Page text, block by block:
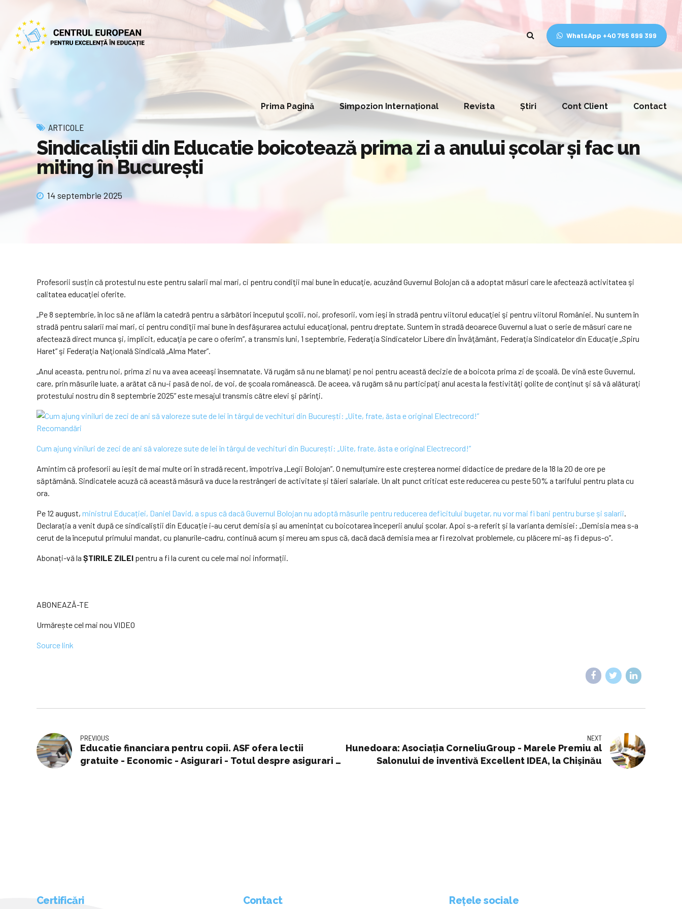
WhatsApp +40 765 699 399
Prima Pagină Simpozion Internațional Revista Știri Cont Client Contact
ARTICOLE
Sindicaliștii din Educatie boicotează prima zi a anului școlar și fac un
miting în București
14 septembrie 2025
Profesorii susțin că protestul nu este pentru salarii mai mari, ci pentru condiţii mai bune în educaţie, acuzând Guvernul Bolojan că a adoptat măsuri care le afectează activitatea şi
calitatea educaţiei oferite.
„Pe 8 septembrie, în loc să ne aflăm la catedră pentru a sărbători începutul şcolii, noi, profesorii, vom ieşi în stradă pentru viitorul educaţiei şi pentru viitorul României. Nu suntem în
stradă pentru salarii mai mari, ci pentru condiţii mai bune în desfăşurarea actului educaţional, pentru dreptate. Suntem în stradă deoarece Guvernul a luat o serie de măsuri care ne
afectează direct munca şi, implicit, educaţia pe care o oferim”, a transmis luni, 1 septembrie, Federaţia Sindicatelor Libere din Învăţământ, Federaţia Sindicatelor din Educaţie „Spiru
Haret” şi Federaţia Naţională Sindicală „Alma Mater”.
„Anul aceasta, pentru noi, prima zi nu va avea aceeaşi însemnatate. Vă rugăm să nu ne blamaţi pe noi pentru această decizie de a boicota prima zi de şcoală. De vină este Guvernul,
care, prin măsurile luate, a arătat că nu-i pasă de noi, de voi, de şcoala românească. De aceea, vă rugăm să nu participaţi anul acesta la festivităţi golite de conţinut şi să vă alăturaţi
protestului nostru din 8 septembrie 2025” este mesajul transmis către elevi şi părinţi.
Recomandări
Cum ajung viniluri de zeci de ani să valoreze sute de lei în târgul de vechituri din București: „Uite, frate, ăsta e original Electrecord!”
Amintim că profesorii au ieșit de mai multe ori în stradă recent, împotriva „Legii Bolojan”. O nemulțumire este creșterea normei didactice de predare de la 18 la 20 de ore pe
săptămână. Sindicatele acuză că această măsură va duce la restrângeri de activitate și tăieri salariale. Un alt punct criticat este reducerea cu peste 50% a tarifului pentru plata cu
ora.
Pe 12 august, ministrul Educației, Daniel David, a spus că dacă Guvernul Bolojan nu adoptă măsurile pentru reducerea deficitului bugetar, nu vor mai fi bani pentru burse și salarii.
Declarația a venit după ce sindicaliștii din Educație i-au cerut demisia și au amenințat cu boicotarea începerii anului școlar. Apoi s-a referit și la varianta demisiei: „Demisia mea s-a
cerut de la începutul primului mandat, cu planurile-cadru, continuă acum și mereu am spus că, dacă dacă demisia mea ar fi rezolvat problemele, cu plăcere mi-aș fi depus-o”.
Abonați-vă la ȘTIRILE ZILEI pentru a fi la curent cu cele mai noi informații.
ABONEAZĂ-TE
Urmărește cel mai nou VIDEO
Source link
PREVIOUS
Educatie financiara pentru copii. ASF ofera lectii
gratuite - Economic - Asigurari - Totul despre asigurari -
NEXT
Hunedoara: Asociația CorneliuGroup - Marele Premiu al
Salonului de inventivă Excellent IDEA, la Chișinău
Certificări Contact Rețele sociale